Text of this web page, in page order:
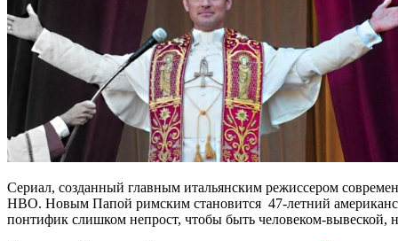
Сериал, созданный главным итальянским режиссером
HBO. Новым Папой римским становится 47-летний
понтифик слишком непрост, чтобы быть человеком-